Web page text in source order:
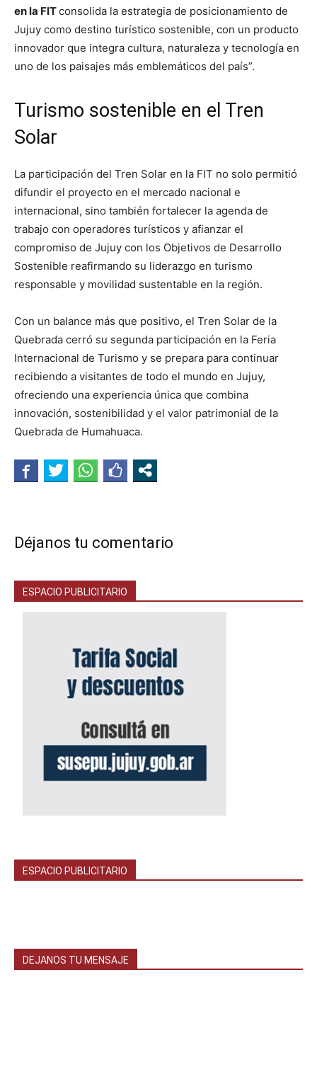
en la FITconsolida la estrategia de posicionamiento de
Jujuy como destino turístico sostenible, con un producto
innovador que integra cultura, naturaleza y tecnología en
uno de los paisajes más emblemáticos del país”.
Turismo sostenible en el Tren
Solar
La participación del Tren Solar en la FIT no solo permitió
difundir el proyecto en el mercado nacional e
internacional, sino también fortalecer la agenda de
trabajo con operadores turísticos y afianzar el
compromiso de Jujuy con los Objetivos de Desarrollo
Sostenible reafirmando su liderazgo en turismo
responsable y movilidad sustentable en la región.
Con un balance más que positivo, el Tren Solar de la
Quebrada cerró su segunda participación en la Feria
Internacional de Turismo y se prepara para continuar
recibiendo a visitantes de todo el mundo en Jujuy,
ofreciendo una experiencia única que combina
innovación, sostenibilidad y el valor patrimonial de la
Quebrada de Humahuaca.
Déjanos tu comentario
ESPACIO PUBLICITARIO
ESPACIO PUBLICITARIO
DEJANOS TU MENSAJE